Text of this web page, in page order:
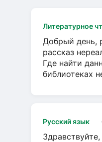
Литературное
Добрый день,
рассказ
Где найти
библиотеках
Русский язык